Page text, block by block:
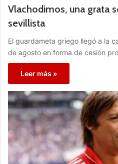
Vlachodimos, una grata
sevillista
El guardameta griego llegó a la
de agosto en forma de cesión
Leer más »